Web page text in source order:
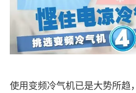
使用变频冷气机已是大势所趋